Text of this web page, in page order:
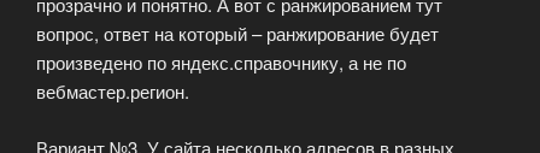
вопрос, ответ на который – ранжирование будет
произведено по яндекс.справочнику, а не по
вебмастер.регион.
Вариант №3. У сайта несколько адресов в разных